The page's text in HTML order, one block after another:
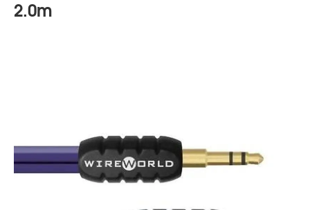
2.0m